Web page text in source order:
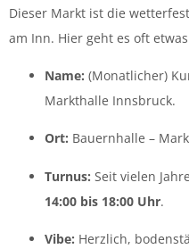
Dieser Markt ist die
am Inn. Hier geht es oft
Name: (Monatlicher)
Markthalle Innsbruck.
Ort: Bauernhalle –
Turnus: Seit vielen
14:00 bis 18:00 Uhr.
Vibe: Herzlich,